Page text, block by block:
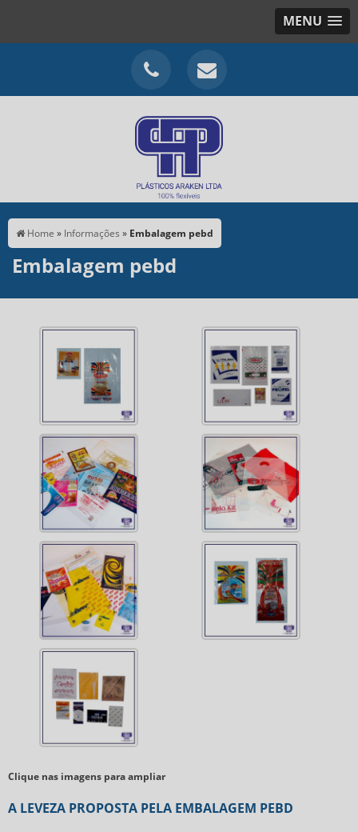
MENU
Home » Informações » Embalagem pebd
Embalagem pebd
Clique nas imagens para ampliar
A LEVEZA PROPOSTA PELA EMBALAGEM PEBD